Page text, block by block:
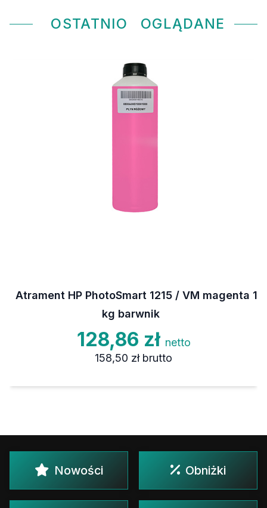
OSTATNIO OGLĄDANE
Atrament HP PhotoSmart 1215 / VM magenta 1
kg barwnik
128,86 zł netto
158,50 zł brutto
Nowości Obniżki